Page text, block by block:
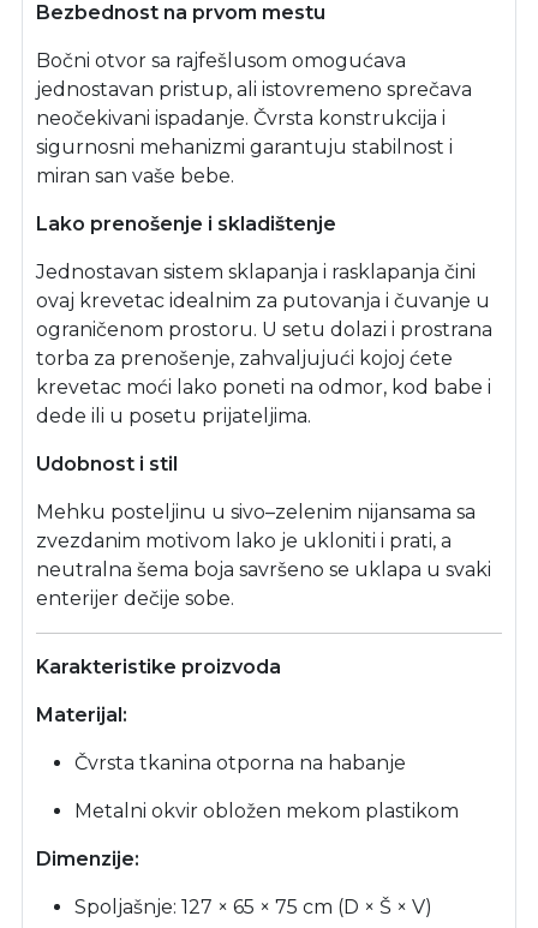
Bezbednost na prvom mestu
Bočni otvor sa rajfešlusom omogućava
jednostavan pristup, ali istovremeno sprečava
neočekivani ispadanje. Čvrsta konstrukcija i
sigurnosni mehanizmi garantuju stabilnost i
miran san vaše bebe.
Lako prenošenje i skladištenje
Jednostavan sistem sklapanja i rasklapanja čini
ovaj krevetac idealnim za putovanja i čuvanje u
ograničenom prostoru. U setu dolazi i prostrana
torba za prenošenje, zahvaljujući kojoj ćete
krevetac moći lako poneti na odmor, kod babe i
dede ili u posetu prijateljima.
Udobnost i stil
Mehku posteljinu u sivo–zelenim nijansama sa
zvezdanim motivom lako je ukloniti i prati, a
neutralna šema boja savršeno se uklapa u svaki
enterijer dečije sobe.
Karakteristike proizvoda
Materijal:
Čvrsta tkanina otporna na habanje
Metalni okvir obložen mekom plastikom
Dimenzije:
Spoljašnje: 127 × 65 × 75 cm (D × Š × V)